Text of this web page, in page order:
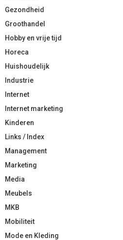
Gezondheid
Groothandel
Hobby en vrije tijd
Horeca
Huishoudelijk
Industrie
Internet
Internet marketing
Kinderen
Links / Index
Management
Marketing
Media
Meubels
MKB
Mobiliteit
Mode en Kleding